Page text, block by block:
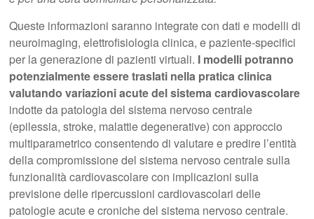
Queste informazioni saranno integrate con dati e modelli di
neuroimaging, elettrofisiologia clinica, e paziente-specifici
per la generazione di pazienti virtuali. I modelli potranno
potenzialmente essere traslati nella pratica clinica
valutando variazioni acute del sistema cardiovascolare
indotte da patologia del sistema nervoso centrale
(epilessia, stroke, malattie degenerative) con approccio
multiparametrico consentendo di valutare e predire l’entità
della compromissione del sistema nervoso centrale sulla
funzionalità cardiovascolare con implicazioni sulla
previsione delle ripercussioni cardiovascolari delle
patologie acute e croniche del sistema nervoso centrale.